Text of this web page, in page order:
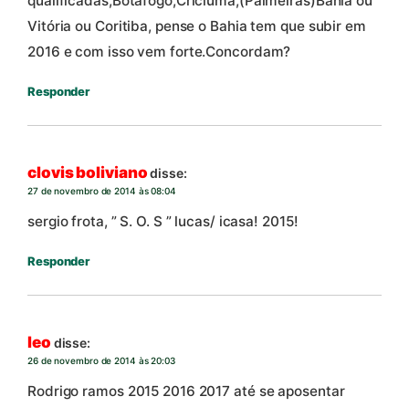
Vitória ou Coritiba, pense o Bahia tem que subir em
2016 e com isso vem forte.Concordam?
Responder
clovis bolivianodisse:
27 de novembro de 2014 às 08:04
sergio frota, ” S. O. S ” lucas/ icasa! 2015!
Responder
leo disse:
26 de novembro de 2014 às 20:03
Rodrigo ramos 2015 2016 2017 até se aposentar